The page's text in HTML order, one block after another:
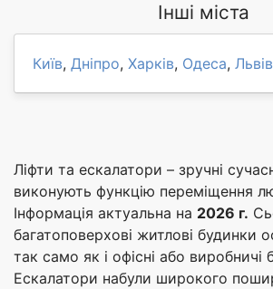
Інші міста
Київ, Дніпро, Харків, Одеса, Львів
Ліфти та ескалатори – зручні
виконують функцію переміщення
Інформація актуальна на 2026 г.
багатоповерхові житлові будинки
так само як і офісні або виробничі
Ескалатори набули широкого